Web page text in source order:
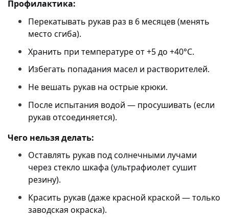
Профилактика:
Перекатывать рукав раз в 6 месяцев (менять
место сгиба).
Хранить при температуре от +5 до +40°C.
Избегать попадания масел и растворителей.
Не вешать рукав на острые крюки.
После испытания водой — просушивать (если
рукав отсоединяется).
Чего нельзя делать:
Оставлять рукав под солнечными лучами
через стекло шкафа (ультрафиолет сушит
резину).
Красить рукав (даже красной краской — только
заводская окраска).